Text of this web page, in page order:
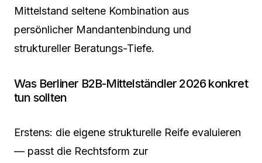
Mittelstand seltene Kombination aus
persönlicher Mandantenbindung und
struktureller Beratungs-Tiefe.
Was Berliner B2B-Mittelständler 2026 konkret
tun sollten
Erstens: die eigene strukturelle Reife evaluieren
— passt die Rechtsform zur